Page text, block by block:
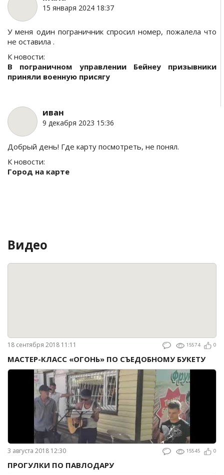
15 января 2024 18:37
У меня один пограничник спросил номер, пожалела что
не оставила .
К новости:
В пограничном управлении Бейнеу призывники
приняли военную присягу
иван
9 декабря 2023 15:36
Добрый день! Где карту посмотреть, не понял.
К новости:
Город на карте
Видео
18 сентября 2018 11:11 15574 0
МАСТЕР-КЛАСС «ОГОНЬ» ПО СЪЕДОБНОМУ БУКЕТУ
3 августа 2018 12:30 15545 0
ПРОГУЛКИ ПО ПАВЛОДАРУ